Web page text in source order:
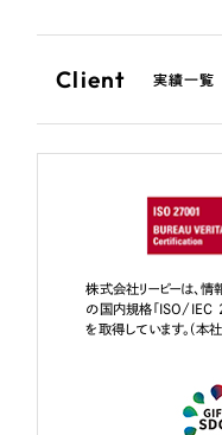
Client 実績一覧
株式会社リーピーは、情
の国内規格「ISO/
を取得しています。（本